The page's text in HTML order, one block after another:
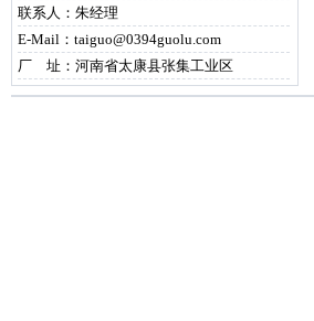
联系人：朱经理
E-Mail：taiguo@0394guolu.com
厂 址：河南省太康县张集工业区